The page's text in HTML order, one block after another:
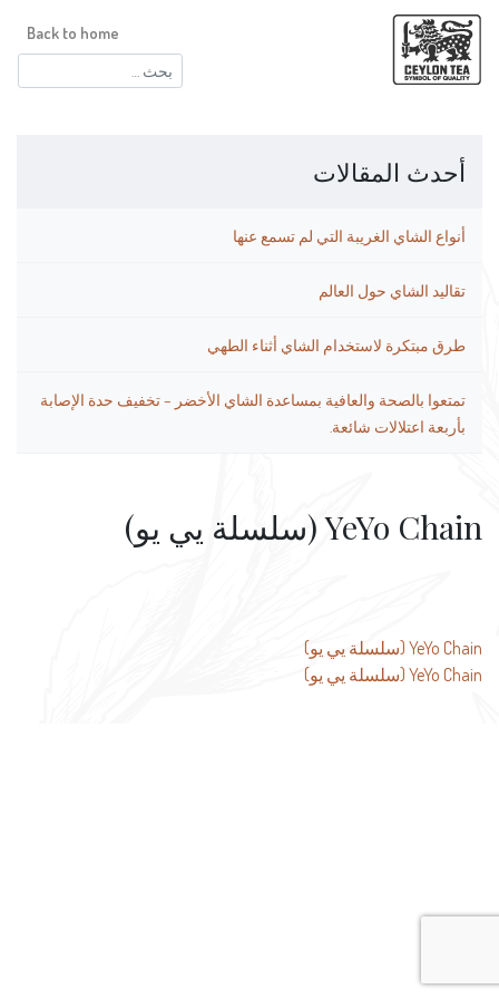
البحث
عن:
Back to home
أحدث المقالات
أنواع الشاي الغريبة التي لم تسمع عنها
تقاليد الشاي حول العالم
طرق مبتكرة لاستخدام الشاي أثناء الطهي
تمتعوا بالصحة والعافية بمساعدة الشاي الأخضر – تخفيف حدة الإصابة
بأربعة اعتلالات شائعة.
YeYo Chain (سلسلة يي يو)
تصفّح
المقالات
YeYo Chain (سلسلة يي يو)
YeYo Chain (سلسلة يي يو)